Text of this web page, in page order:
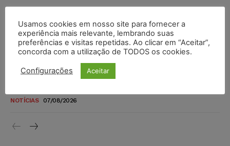
STF amplia isenção de IBS e CBS na compra de veículos
novos para pessoas com deficiência e autistas de todos os
níveis
DIREITO TRIBUTÁRIO 07/08/2026
Justiça do Trabalho mantém justa causa de empregado que
NOTÍCIAS 07/08/2026
Usamos cookies em nosso site para fornecer a
experiência mais relevante, lembrando suas
preferências e visitas repetidas. Ao clicar em “Aceitar”,
concorda com a utilização de TODOS os cookies.
Configurações Aceitar